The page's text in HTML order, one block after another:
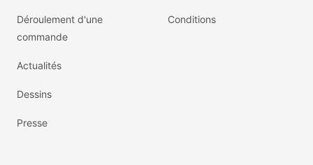
Déroulement d'une
commande
Actualités
Dessins
Presse
Conditions